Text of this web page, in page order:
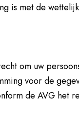
is met de
om uw
voor de
de AVG het